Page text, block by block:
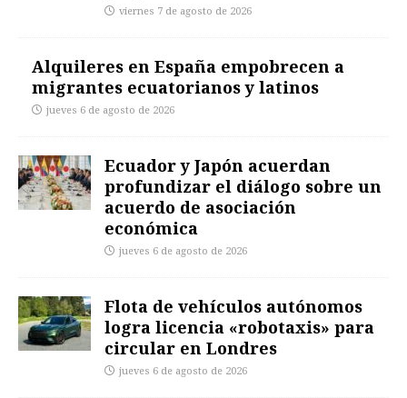
viernes 7 de agosto de 2026
Alquileres en España empobrecen a
migrantes ecuatorianos y latinos
jueves 6 de agosto de 2026
Ecuador y Japón acuerdan
profundizar el diálogo sobre un
acuerdo de asociación
económica
jueves 6 de agosto de 2026
Flota de vehículos autónomos
logra licencia «robotaxis» para
circular en Londres
jueves 6 de agosto de 2026